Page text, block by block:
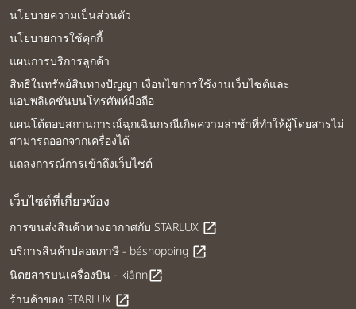
นโยบายความเป็นส่วนตัว
นโยบายการใช้คุกกี้
แผนการบริการลูกค้า
สิทธิในทรัพย์สินทางปัญญา เงื่อนไขการใช้งานเว็บไซต์และ
แอปพลิเคชันบนโทรศัพท์มือถือ
แผนโต้ตอบสถานการณ์ฉุกเฉินกรณีเกิดความล่าช้าที่ทำให้ผู้โดยสารไม่
สามารถออกจากเครื่องได้
แถลงการณ์การเข้าถึงเว็บไซต์
เว็บไซต์ที่เกี่ยวข้อง
การขนส่งสินค้าทางอากาศกับ STARLUX open_in_new
บริการสินค้าปลอดภาษี - béshopping open_in_new
นิตยสารบนเครื่องบิน - kiânnopen_in_new
ร้านค้าของ STARLUX open_in_new